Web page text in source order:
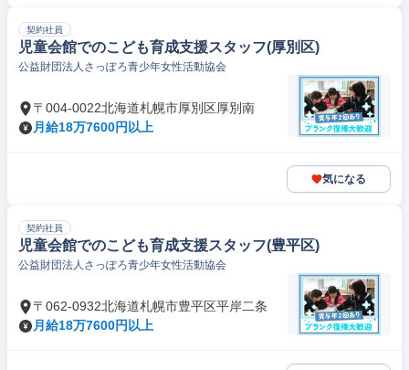
契約社員
児童会館でのこども育成支援スタッフ(厚別区)
公益財団法人さっぽろ青少年女性活動協会
〒004-0022北海道札幌市厚別区厚別南
月給18万7600円以上
気になる
契約社員
児童会館でのこども育成支援スタッフ(豊平区)
公益財団法人さっぽろ青少年女性活動協会
〒062-0932北海道札幌市豊平区平岸二条
月給18万7600円以上